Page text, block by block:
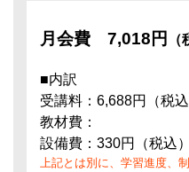
月会費 7,018円 （
■内訳
受講料：6,688円（税込
教材費：
設備費：330円（税込）
上記とは別に、学習進度、